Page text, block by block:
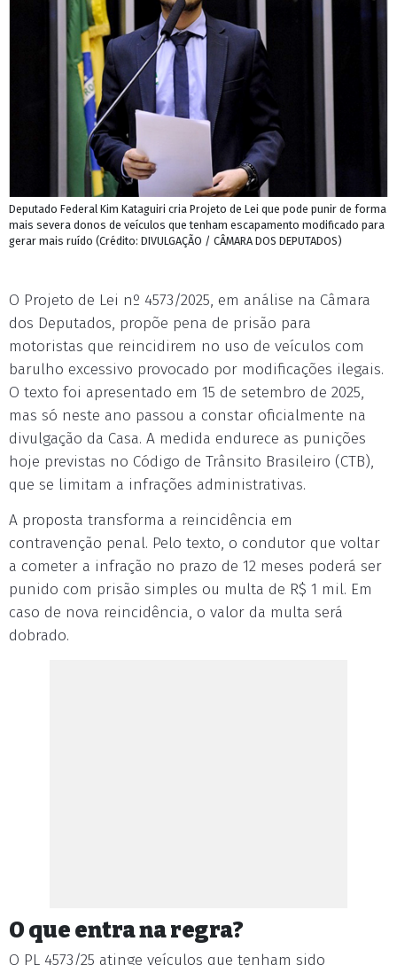
Deputado Federal Kim Kataguiri cria Projeto de Lei que pode punir de forma
mais severa donos de veículos que tenham escapamento modificado para
gerar mais ruído (Crédito: DIVULGAÇÃO / CÂMARA DOS DEPUTADOS)
O Projeto de Lei nº 4573/2025, em análise na Câmara
dos Deputados, propõe pena de prisão para
motoristas que reincidirem no uso de veículos com
barulho excessivo provocado por modificações ilegais.
O texto foi apresentado em 15 de setembro de 2025,
mas só neste ano passou a constar oficialmente na
divulgação da Casa. A medida endurece as punições
hoje previstas no Código de Trânsito Brasileiro (CTB),
que se limitam a infrações administrativas.
A proposta transforma a reincidência em
contravenção penal. Pelo texto, o condutor que voltar
a cometer a infração no prazo de 12 meses poderá ser
punido com prisão simples ou multa de R$ 1 mil. Em
caso de nova reincidência, o valor da multa será
dobrado.
O que entra na regra?
O PL 4573/25 atinge veículos que tenham sido